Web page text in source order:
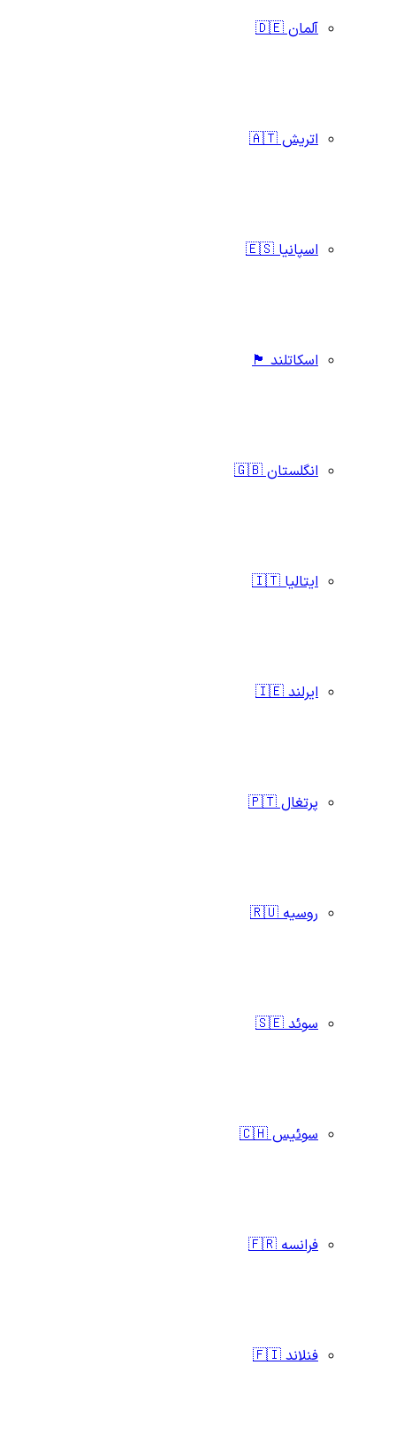
آلمان 🇩🇪
اتریش 🇦🇹
اسپانیا 🇪🇸
اسکاتلند 🏴󠁧󠁢󠁳󠁣󠁴󠁿
انگلستان 🇬🇧
ایتالیا 🇮🇹
ایرلند 🇮🇪
پرتغال 🇵🇹
روسیه 🇷🇺
سوئد 🇸🇪
سوئیس 🇨🇭
فرانسه 🇫🇷
فنلاند 🇫🇮